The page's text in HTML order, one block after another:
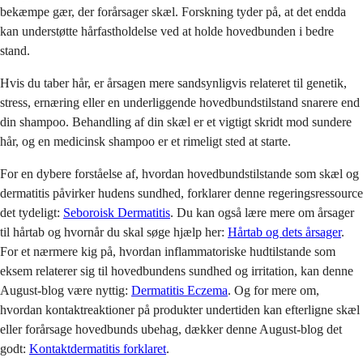
bekæmpe gær, der forårsager skæl. Forskning tyder på, at det endda
kan understøtte hårfastholdelse ved at holde hovedbunden i bedre
stand.
Hvis du taber hår, er årsagen mere sandsynligvis relateret til genetik,
stress, ernæring eller en underliggende hovedbundstilstand snarere end
din shampoo. Behandling af din skæl er et vigtigt skridt mod sundere
hår, og en medicinsk shampoo er et rimeligt sted at starte.
For en dybere forståelse af, hvordan hovedbundstilstande som skæl og
dermatitis påvirker hudens sundhed, forklarer denne regeringsressource
det tydeligt: Seboroisk Dermatitis. Du kan også lære mere om årsager
til hårtab og hvornår du skal søge hjælp her: Hårtab og dets årsager.
For et nærmere kig på, hvordan inflammatoriske hudtilstande som
eksem relaterer sig til hovedbundens sundhed og irritation, kan denne
August-blog være nyttig: Dermatitis Eczema. Og for mere om,
hvordan kontaktreaktioner på produkter undertiden kan efterligne skæl
eller forårsage hovedbunds ubehag, dækker denne August-blog det
godt: Kontaktdermatitis forklaret.